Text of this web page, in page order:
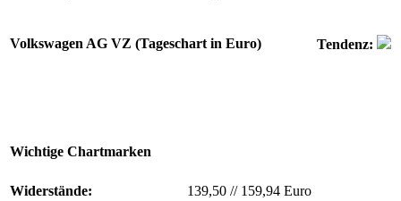
Volkswagen AG VZ (Tageschart in Euro) Tendenz:
Wichtige Chartmarken
Widerstände: 139,50 //159,94 Euro